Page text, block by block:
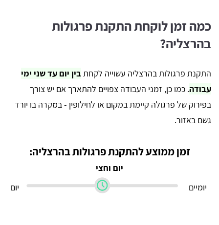
כמה זמן לוקחת התקנת פרגולות
בהרצליה?
התקנת פרגולות בהרצליה עשוייה לקחתבין יום עד שני ימי
עבודה. כמו כן, זמני העבודה צפויים להתארך אם יש צורך
בפירוק של פרגולה קיימת במקום או לחילופין - במקרה בו יורד
גשם באזור.
זמן ממוצע להתקנת פרגולות בהרצליה:
יום וחצי
יומיים
יום